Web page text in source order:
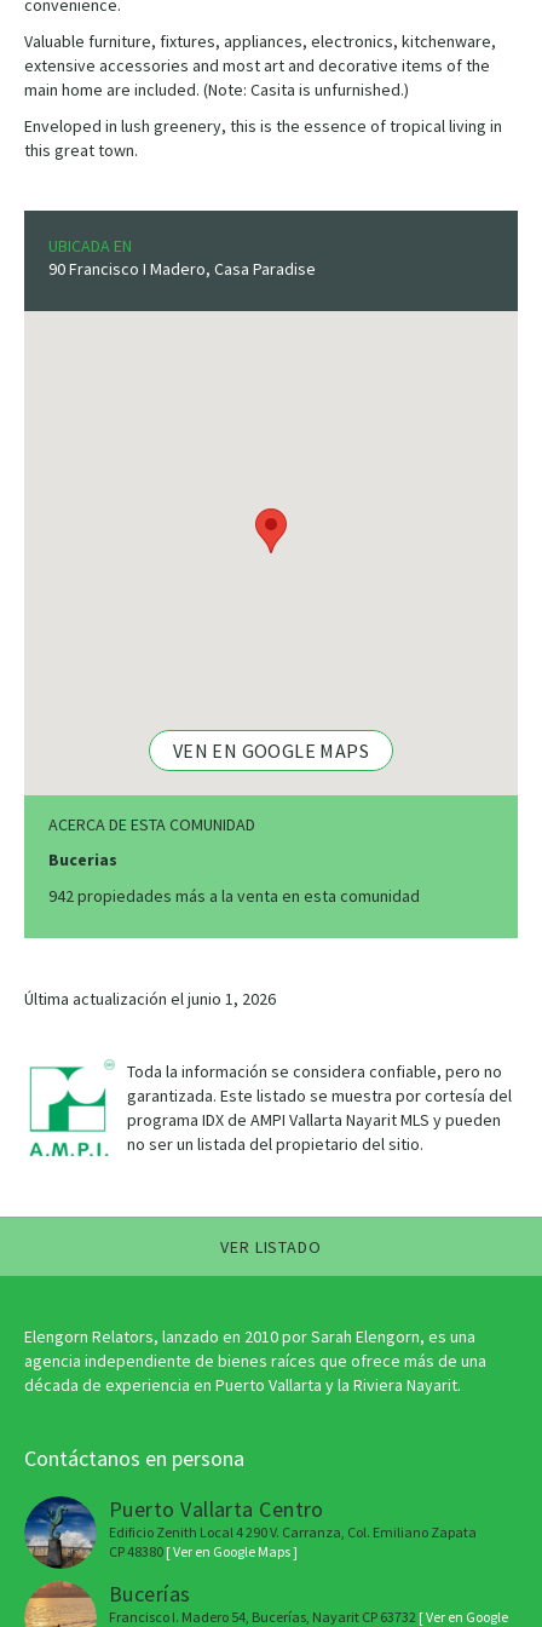
convenience.
Valuable furniture, fixtures, appliances, electronics, kitchenware,
extensive accessories and most art and decorative items of the
main home are included. (Note: Casita is unfurnished.)
Enveloped in lush greenery, this is the essence of tropical living in
this great town.
UBICADA EN
90 Francisco I Madero, Casa Paradise
VEN EN GOOGLE MAPS
ACERCA DE ESTA COMUNIDAD
Bucerias
942 propiedades más a la venta en esta comunidad
Última actualización el junio 1, 2026
Toda la información se considera confiable, pero no
garantizada. Este listado se muestra por cortesía del
programa IDX de AMPI Vallarta Nayarit MLS y pueden
no ser un listada del propietario del sitio.
VER LISTADO
Elengorn Relators, lanzado en 2010 por Sarah Elengorn, es una
agencia independiente de bienes raíces que ofrece más de una
década de experiencia en Puerto Vallarta y la Riviera Nayarit.
Contáctanos en persona
Puerto Vallarta Centro
Edificio Zenith Local 4 290 V. Carranza, Col. Emiliano Zapata
CP 48380 [ Ver en Google Maps ]
Bucerías
Francisco I. Madero 54, Bucerías, Nayarit CP 63732 [ Ver en Google